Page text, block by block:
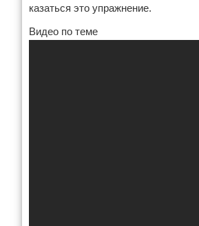
казаться это упражнение.
Видео по теме